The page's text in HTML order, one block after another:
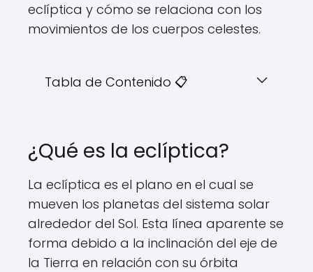
eclíptica y cómo se relaciona con los
movimientos de los cuerpos celestes.
Tabla de Contenido 📋
¿Qué es la eclíptica?
La eclíptica es el plano en el cual se
mueven los planetas del sistema solar
alrededor del Sol. Esta línea aparente se
forma debido a la inclinación del eje de
la Tierra en relación con su órbita